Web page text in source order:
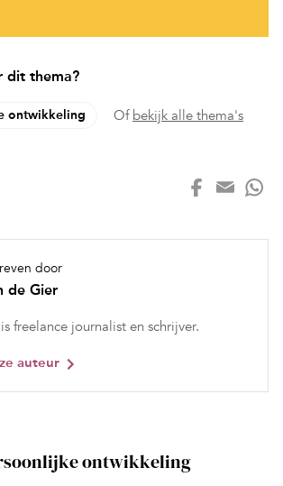
dit thema?
ontwikkeling Of bekijk alle thema's
door
de Gier
freelance journalist en schrijver.
auteur
ontwikkeling